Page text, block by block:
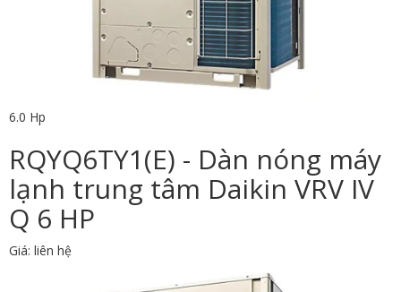
6.0 Hp
RQYQ6TY1(E) - Dàn nóng máy
lạnh trung tâm Daikin VRV IV
Q 6 HP
Giá: liên hệ